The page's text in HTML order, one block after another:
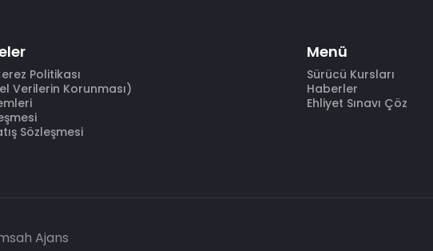
Politikası
Verilerin Korunması)
Sözleşmesi
Menü
Sürücü Kursları
Haberler
Ehliyet Sınavı Çöz
Ajans